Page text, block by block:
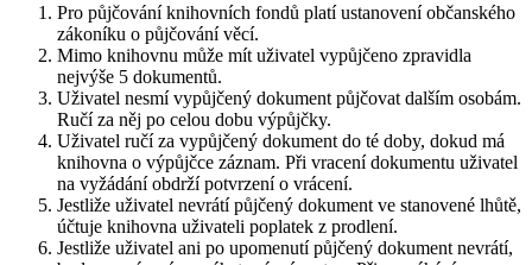
Pro půjčování knihovních fondů platí ustanovení občanského
zákoníku o půjčování věcí.
Mimo knihovnu může mít uživatel vypůjčeno zpravidla
nejvýše 5 dokumentů.
Uživatel nesmí vypůjčený dokument půjčovat dalším osobám.
Ručí za něj po celou dobu výpůjčky.
Uživatel ručí za vypůjčený dokument do té doby, dokud má
knihovna o výpůjčce záznam. Při vracení dokumentu uživatel
na vyžádání obdrží potvrzení o vrácení.
Jestliže uživatel nevrátí půjčený dokument ve stanovené lhůtě,
účtuje knihovna uživateli poplatek z prodlení.
Jestliže uživatel ani po upomenutí půjčený dokument nevrátí,